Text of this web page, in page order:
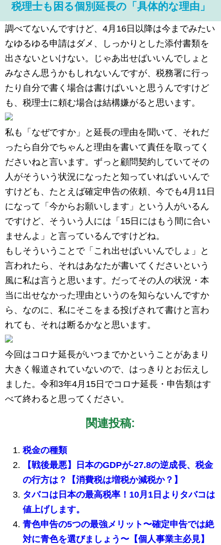
税理士も困る個別延長の「具体的な理由」
調べてないんですけど、4月16日以降は今までみたい
なゆるゆる申請はダメ、しっかりとした添付書類を
出さないといけない。じゃあ出せばいいんでしょと
みなさん思うかもしれないんですが、税務署に行っ
たり自分で書く場合は書けばいいと思うんですけど
も、税理士に頼む場合は結構嫌がると思います。
私も「なぜですか」と延長の理由を聞いて、それだ
ったら自分でちゃんと理由を書いて責任を取ってく
ださいねと言います。ずっと顧問契約していてその
人がそういう状況になったと知っていればいいんで
すけども、たとえば確定申告の依頼、今でも4月11日
になって「今からお願いします」という人がいるん
ですけど、そういう人には「15日にはもう間に合い
ませんよ」と言っているんですけどね。
もしそういうことで「これ出せばいいんでしょ」と
言われたら、それはあなたが書いてくださいという
風に私は言うと思います。だってその人の状況・本
当に出せなかった理由というのを知らないんですか
ら、なのに、私にそこをまる投げされて書けと言わ
れても、それは断るかなと思います。
今回はコロナ延長がいつまでかということがあまり
大きく報道されていないので、はっきりとお伝えし
ました。令和3年4月15日でコロナ延長・申告類はす
べて終わると思ってください。
関連投稿:
税金の種類
【戦後最悪】日本のGDPが-27.8の逆成長、税金
の行方は？【消費税は増税か減税か？】
タバコは日本の最高税率！10月1日よりタバコは
値上げします。
青色申告の5つの最強メリット〜確定申告では絶
対に青色を選びましょう〜【個人事業主必見】